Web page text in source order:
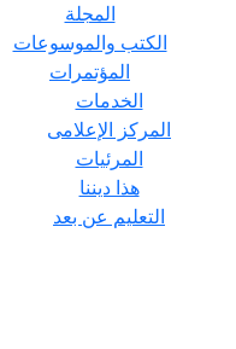
المجلة
الكتب والموسوعات
المؤتمرات
الخدمات
المركز الإعلامى
المرئيات
هذا ديننا
التعليم عن بعد